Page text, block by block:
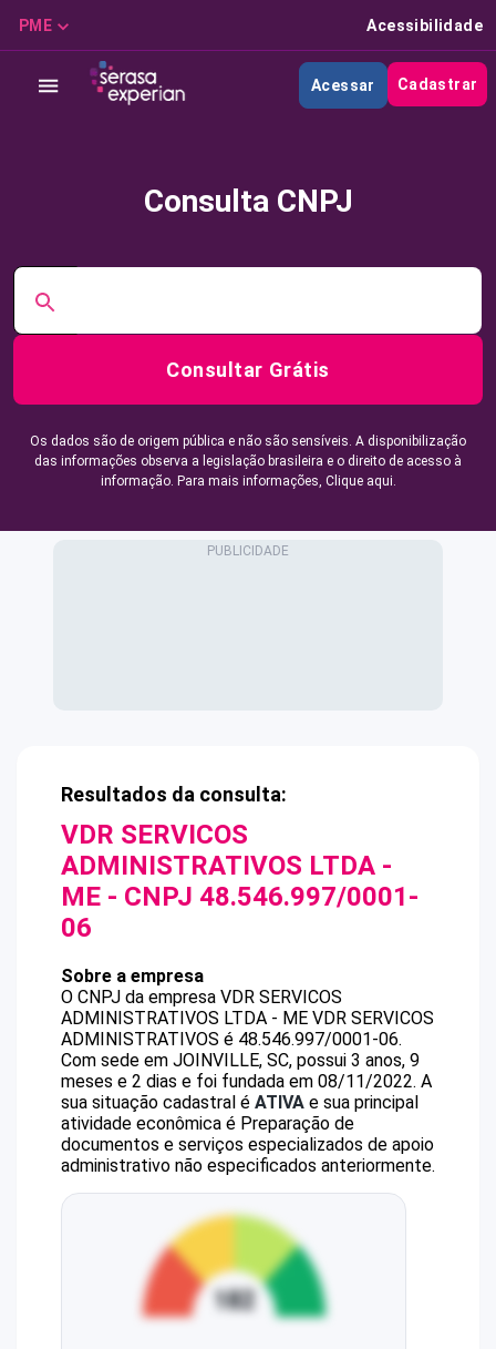
PME Acessibilidade
Acessar Cadastrar
Consulta CNPJ
Consultar Grátis
Os dados são de origem pública e não são sensíveis. A disponibilização
das informações observa a legislação brasileira e o direito de acesso à
informação. Para mais informações, Clique aqui.
Resultados da consulta:
VDR SERVICOS
ADMINISTRATIVOS LTDA -
ME - CNPJ 48.546.997/0001-
06
Sobre a empresa
O CNPJ da empresa VDR SERVICOS
ADMINISTRATIVOS LTDA - ME VDR SERVICOS
ADMINISTRATIVOS é 48.546.997/0001-06.
Com sede em JOINVILLE, SC, possui 3 anos, 9
meses e 2 dias e foi fundada em 08/11/2022. A
sua situação cadastral é ATIVA e sua principal
atividade econômica é Preparação de
documentos e serviços especializados de apoio
administrativo não especificados anteriormente.